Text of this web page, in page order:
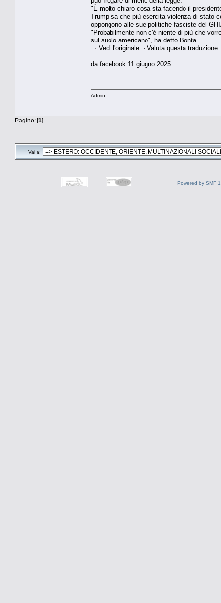
"È molto chiaro cosa sta facendo il
Trump sa che più esercita violenza di stato
oppongono alle sue politiche fasciste del
"Probabilmente non c'è niente di più che
sul suolo americano", ha detto Bonta.
· Vedi l'originale · Valuta questa traduzione
da facebook 11 giugno 2025
Admin
Pagine: [1]
Vai a:
Powered by SMF